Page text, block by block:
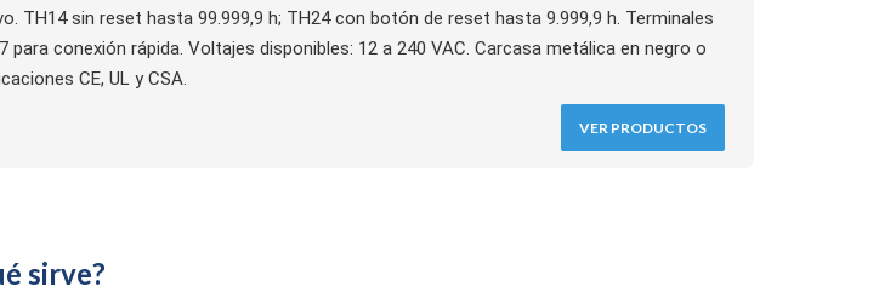
TH14 sin reset hasta 99.999,9 h; TH24 con botón de reset hasta 9.999,9 h. Terminales
para conexión rápida. Voltajes disponibles: 12 a 240 VAC. Carcasa metálica en negro o
CE, UL y CSA.
VER PRODUCTOS
sirve?